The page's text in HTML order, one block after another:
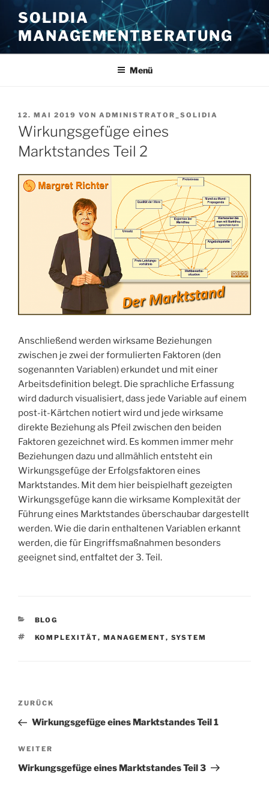
Inhalt
springen
SOLIDIA
MANAGEMENTBERATUNG
Menü
VERÖFFENTLICHT
AM
12. MAI 2019 VON ADMINISTRATOR_SOLIDIA
Wirkungsgefüge eines
Marktstandes Teil 2
Anschließend werden wirksame Beziehungen
zwischen je zwei der formulierten Faktoren (den
sogenannten Variablen) erkundet und mit einer
Arbeitsdefinition belegt. Die sprachliche Erfassung
wird dadurch visualisiert, dass jede Variable auf einem
post-it-Kärtchen notiert wird und jede wirksame
direkte Beziehung als Pfeil zwischen den beiden
Faktoren gezeichnet wird. Es kommen immer mehr
Beziehungen dazu und allmählich entsteht ein
Wirkungsgefüge der Erfolgsfaktoren eines
Marktstandes. Mit dem hier beispielhaft gezeigten
Wirkungsgefüge kann die wirksame Komplexität der
Führung eines Marktstandes überschaubar dargestellt
werden. Wie die darin enthaltenen Variablen erkannt
werden, die für Eingriffsmaßnahmen besonders
geeignet sind, entfaltet der 3. Teil.
KATEGORIEN
BLOG
SCHLAGWÖRTER
KOMPLEXITÄT, MANAGEMENT, SYSTEM
Beitragsnavigation
Vorheriger
Beitrag
ZURÜCK
Wirkungsgefüge eines Marktstandes Teil 1
Nächster
Beitrag
WEITER
Wirkungsgefüge eines Marktstandes Teil 3